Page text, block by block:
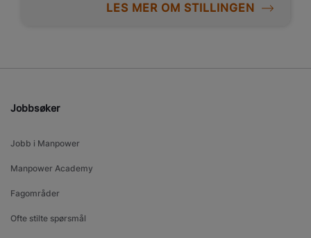
LES MER OM STILLINGEN
Jobbsøker
Jobb i Manpower
Manpower Academy
Fagområder
Ofte stilte spørsmål